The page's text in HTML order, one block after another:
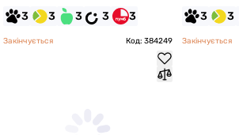
3 3 3 3 3 3 3
Закінчується Код: 384249 Закінчується